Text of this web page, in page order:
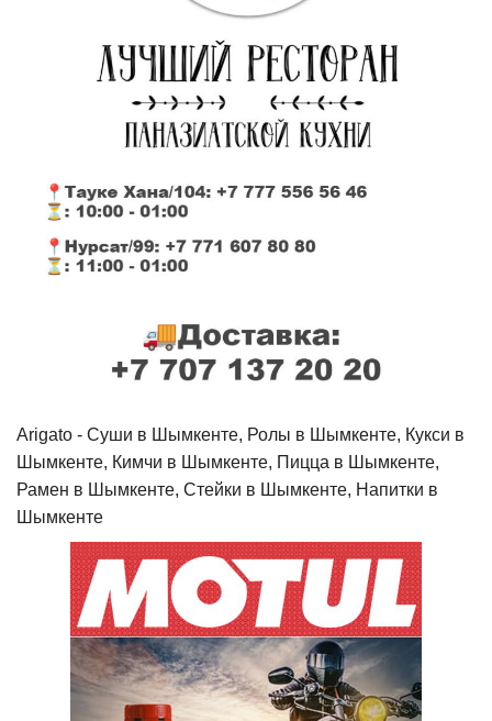
Arigato - Cуши в Шымкенте, Ролы в Шымкенте, Кукси в
Шымкенте, Кимчи в Шымкенте, Пицца в Шымкенте,
Рамен в Шымкенте, Стейки в Шымкенте, Напитки в
Шымкенте